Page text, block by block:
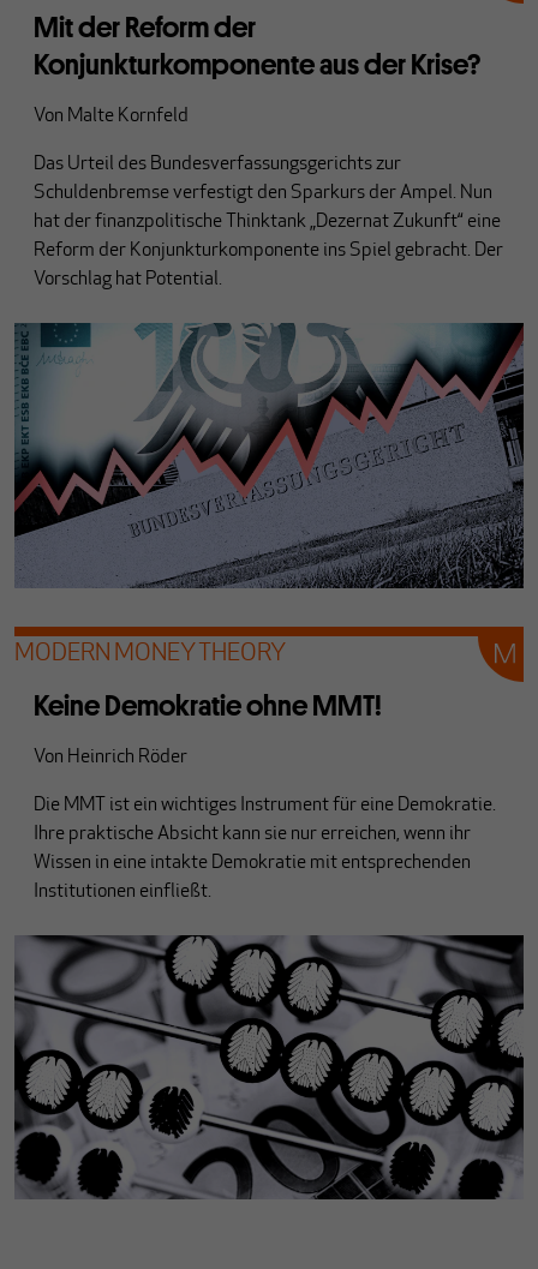
Mit der Reform der
Konjunkturkomponente aus der Krise?
Von Malte Kornfeld
Das Urteil des Bundesverfassungsgerichts zur
Schuldenbremse verfestigt den Sparkurs der Ampel. Nun
hat der finanzpolitische Thinktank „Dezernat Zukunft“ eine
Reform der Konjunkturkomponente ins Spiel gebracht. Der
Vorschlag hat Potential.
MODERN MONEY THEORY
Keine Demokratie ohne MMT!
Von Heinrich Röder
Die MMT ist ein wichtiges Instrument für eine Demokratie.
Ihre praktische Absicht kann sie nur erreichen, wenn ihr
Wissen in eine intakte Demokratie mit entsprechenden
Institutionen einfließt.